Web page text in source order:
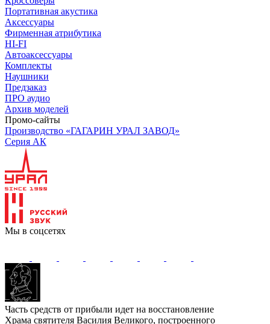
Портативная акустика
Аксессуары
Фирменная атрибутика
HI-FI
Автоаксессуары
Комплекты
Наушники
Предзаказ
ПРО аудио
Архив моделей
Промо-сайты
Производство «ГАГАРИН УРАЛ ЗАВОД»
Серия АК
Мы в соцсетях
Часть средств от прибыли идет на восстановление
Храма святителя Василия Великого, построенного